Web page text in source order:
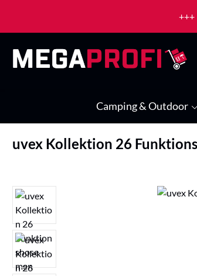
+++
Camping & Outdoor
uvex Kollektion 26
Bildergalerie überspringen